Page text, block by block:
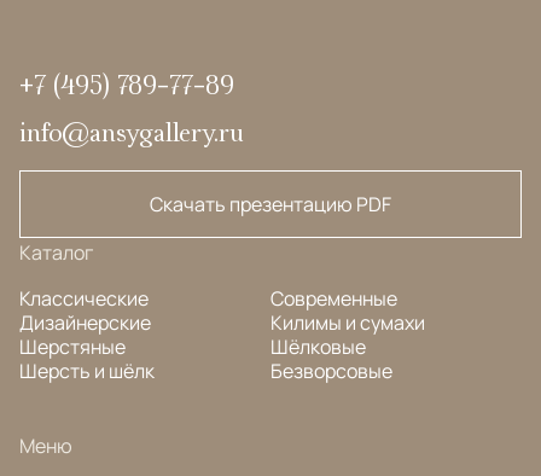
+7 (495) 789-77-89
info@ansygallery.ru
Скачать презентацию PDF
Каталог
Классические
Дизайнерские
Шерстяные
Шерсть и шёлк
Современные
Килимы и сумахи
Шёлковые
Безворсовые
Меню